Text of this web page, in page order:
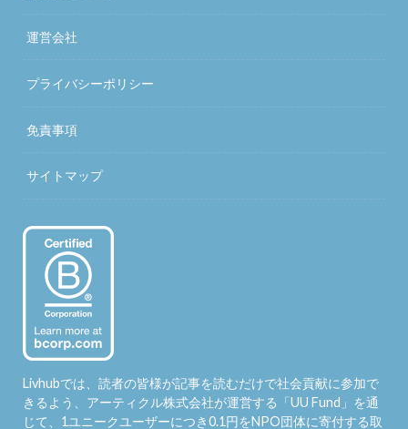
運営会社
プライバシーポリシー
免責事項
サイトマップ
Livhubでは、読者の皆様が記事を読むだけで社会貢献に参加で
きるよう、アーティクル株式会社が運営する「UU Fund 」を通
じて、1ユニークユーザーにつき0.1円をNPO団体に寄付する取